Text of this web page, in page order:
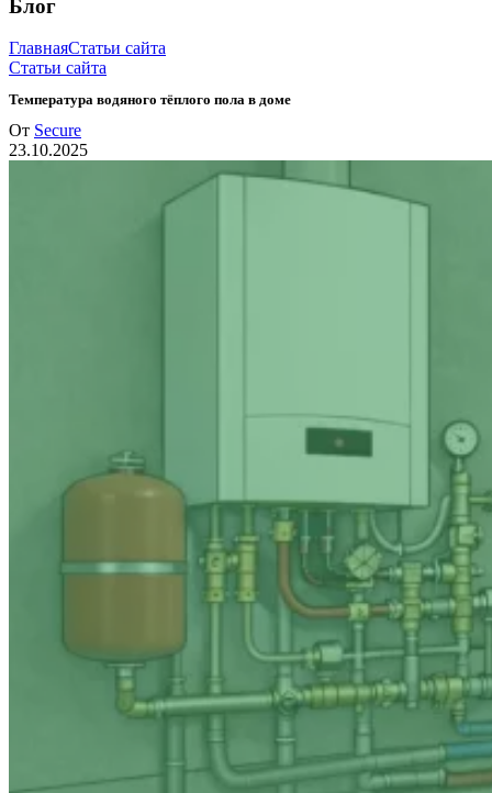
Блог
ГлавнаяСтатьи сайта
Статьи сайта
Температура водяного тёплого пола в доме
От Secure
23.10.2025